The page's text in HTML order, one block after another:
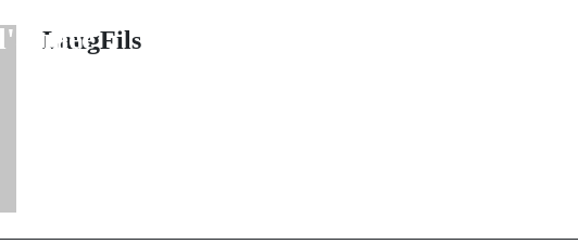
LangFils